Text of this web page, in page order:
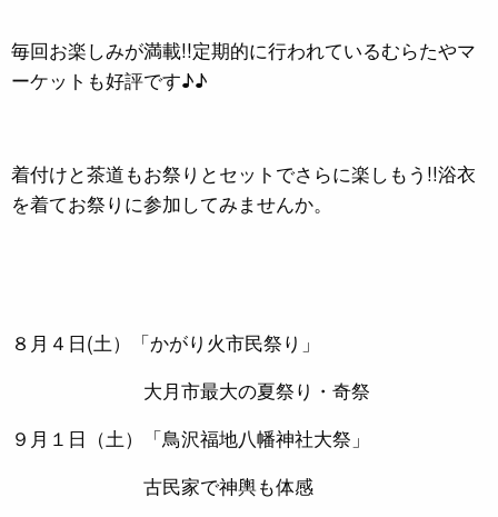
毎回お楽しみが満載!!定期的に行われているむらたやマ
ーケットも好評です♪♪
着付けと茶道もお祭りとセットでさらに楽しもう!!浴衣
を着てお祭りに参加してみませんか。
８月４日(土）「かがり火市民祭り」
大月市最大の夏祭り・奇祭
９月１日（土）「鳥沢福地八幡神社大祭」
古民家で神輿も体感